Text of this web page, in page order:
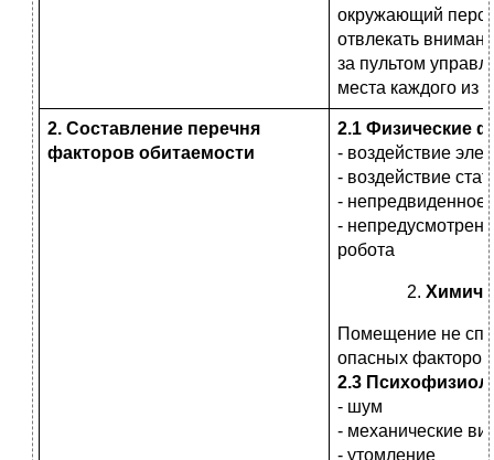
окружающий
отвлекать
за пультом
места каждого из
2. Составление перечня
факторов обитаемости
2.1 Физические
- воздействие
- воздействие
- непредвиденное
-
робота
Помещение не
опасных
2.3
- шум
- механические
- утомление